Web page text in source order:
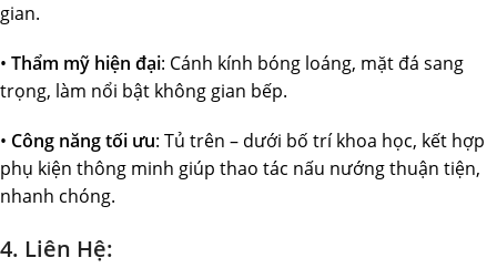
gian.
• Thẩm mỹ hiện đại: Cánh kính bóng loáng, mặt đá sang
trọng, làm nổi bật không gian bếp.
• Công năng tối ưu: Tủ trên – dưới bố trí khoa học, kết hợp
phụ kiện thông minh giúp thao tác nấu nướng thuận tiện,
nhanh chóng.
4. Liên Hệ: